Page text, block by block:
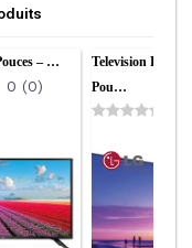
– …
0 (0)
Television LG
Pou…